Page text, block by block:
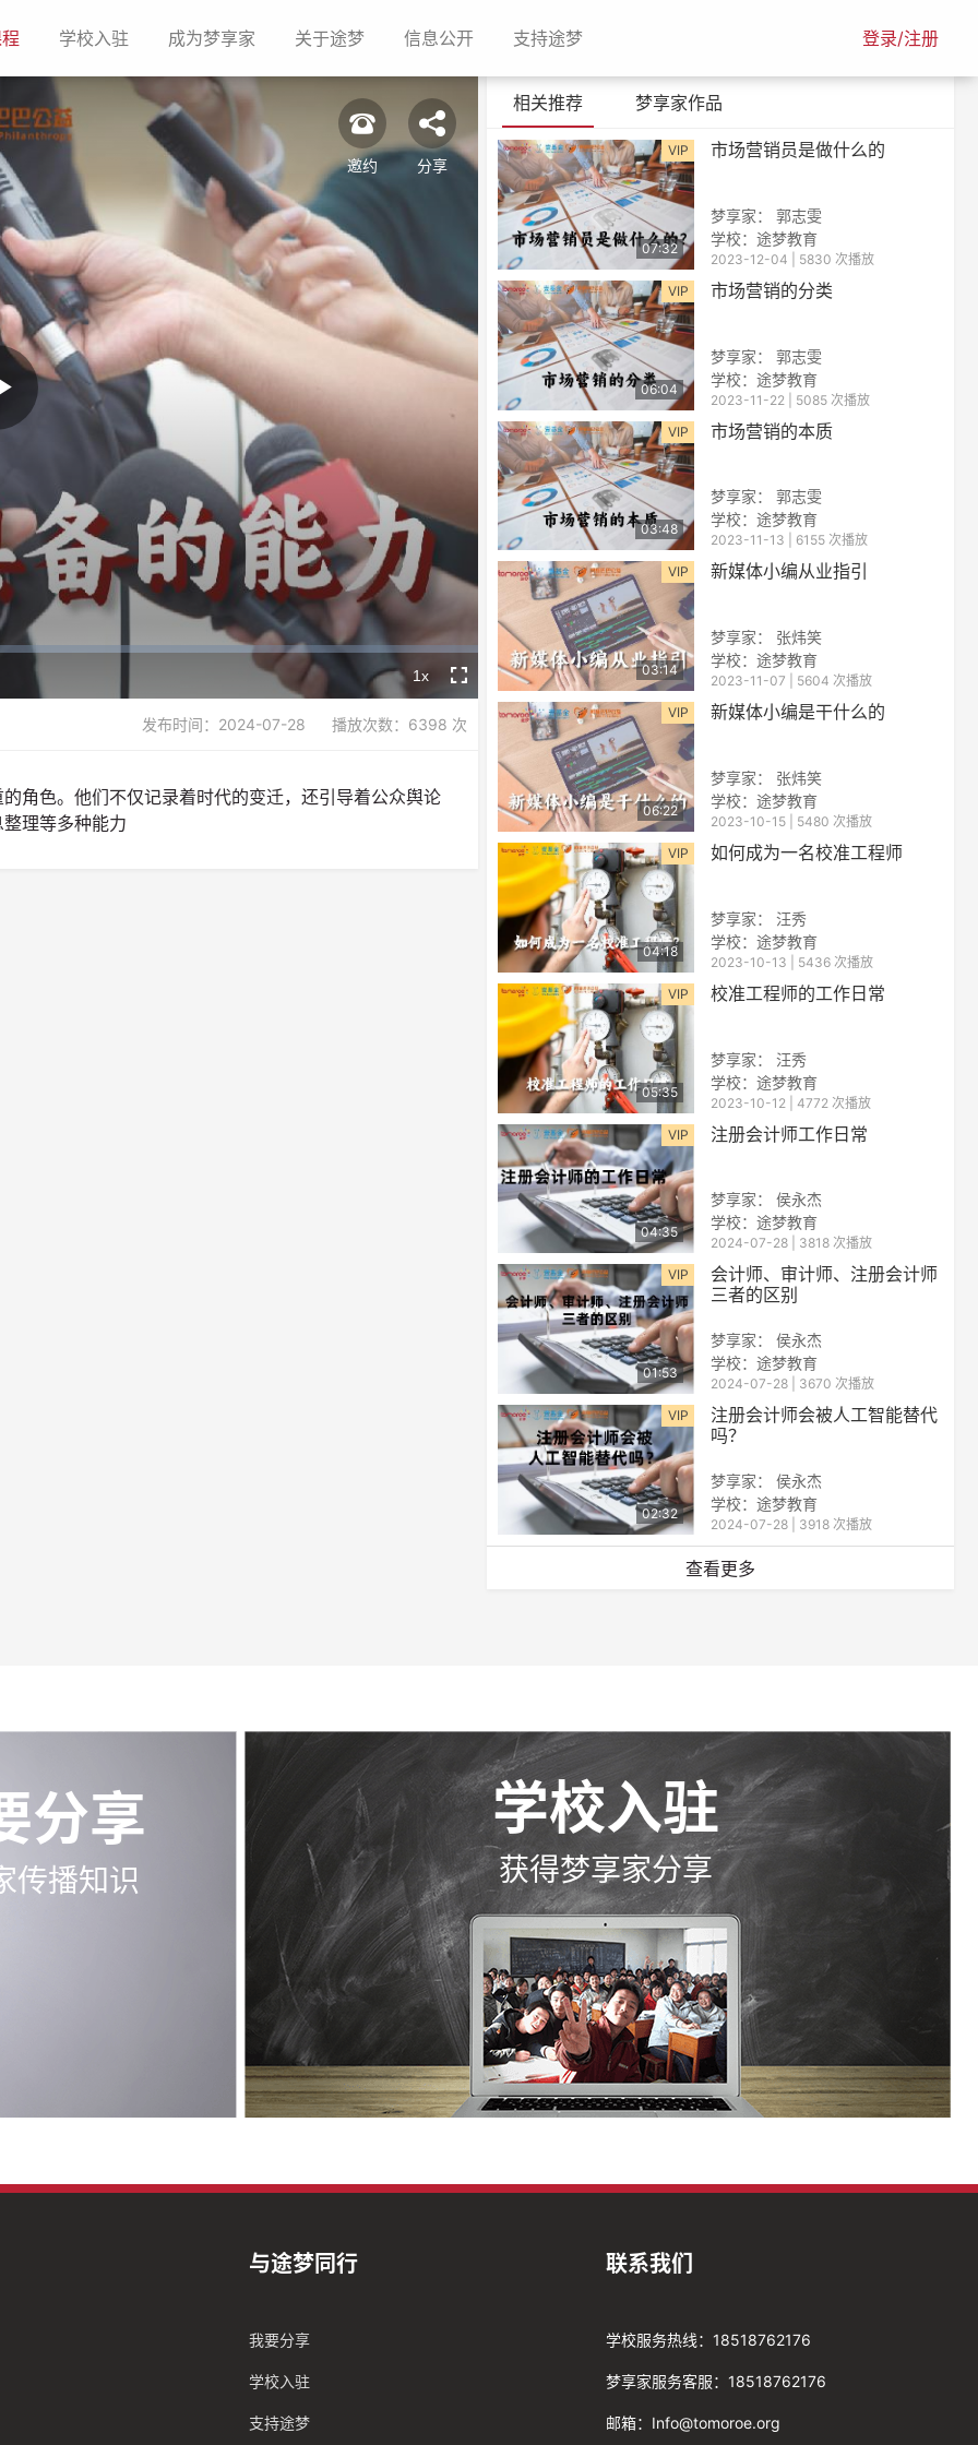
(current)学校入驻(current)成为梦享家(current)关于途梦(current)信息公开(current)支持途梦(current) 登录/注册
Playback
Rate
1x Fullscreen
邀约 分享
发布时间：2024-07-28 播放次数：6398 次
角色。他们不仅记录着时代的变迁，还引导着公众舆论
理等多种能力
相关推荐 梦享家作品
VIP
07:32
市场营销员是做什么的
梦享家： 郭志雯
学校：途梦教育
2023-12-04 | 5830 次播放
VIP
06:04
市场营销的分类
梦享家： 郭志雯
学校：途梦教育
2023-11-22 | 5085 次播放
VIP
03:48
市场营销的本质
梦享家： 郭志雯
学校：途梦教育
2023-11-13 | 6155 次播放
VIP
03:14
新媒体小编从业指引
梦享家： 张炜笑
学校：途梦教育
2023-11-07 | 5604 次播放
VIP
06:22
新媒体小编是干什么的
梦享家： 张炜笑
学校：途梦教育
2023-10-15 | 5480 次播放
VIP
04:18
如何成为一名校准工程师
梦享家： 汪秀
学校：途梦教育
2023-10-13 | 5436 次播放
VIP
05:35
校准工程师的工作日常
梦享家： 汪秀
学校：途梦教育
2023-10-12 | 4772 次播放
VIP
04:35
注册会计师工作日常
梦享家： 侯永杰
学校：途梦教育
2024-07-28 | 3818 次播放
VIP
01:53
会计师、审计师、注册会计师
三者的区别
梦享家： 侯永杰
学校：途梦教育
2024-07-28 | 3670 次播放
VIP
02:32
注册会计师会被人工智能替代
吗？
梦享家： 侯永杰
学校：途梦教育
2024-07-28 | 3918 次播放
查看更多
分享
传播知识
学校入驻
获得梦享家分享
与途梦同行
我要分享
学校入驻
支持途梦
联系我们
学校服务热线：18518762176
梦享家服务客服：18518762176
邮箱：Info@tomoroe.org